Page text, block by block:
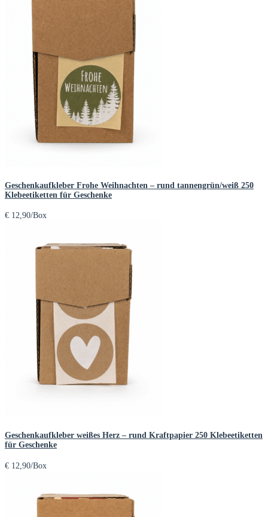
Geschenkaufkleber Frohe Weihnachten – rund tannengrün/weiß 250
Klebeetiketten für Geschenke
€ 12,90/Box
Geschenkaufkleber weißes Herz – rund Kraftpapier 250 Klebeetiketten
für Geschenke
€ 12,90/Box